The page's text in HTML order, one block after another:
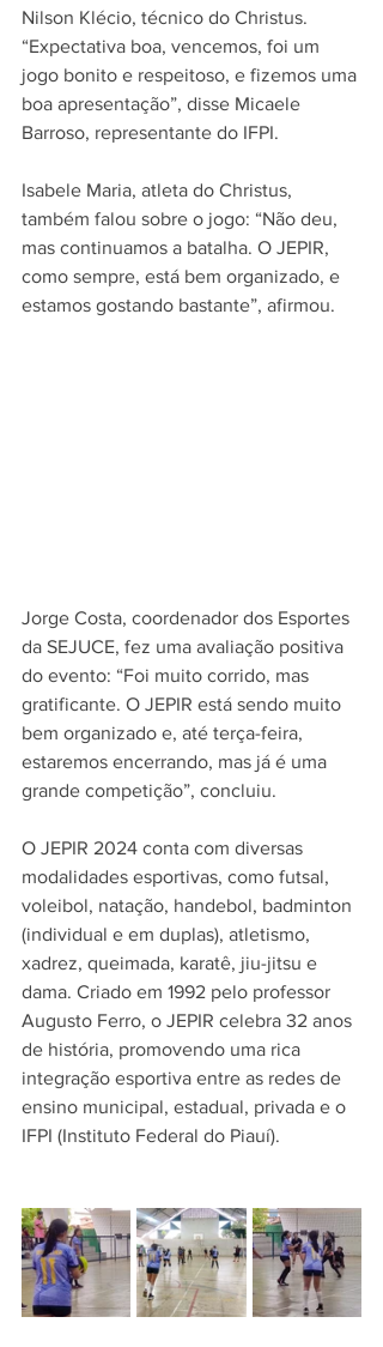
Nilson Klécio, técnico do Christus.
“Expectativa boa, vencemos, foi um
jogo bonito e respeitoso, e fizemos uma
boa apresentação”, disse Micaele
Barroso, representante do IFPI.
Isabele Maria, atleta do Christus,
também falou sobre o jogo: “Não deu,
mas continuamos a batalha. O JEPIR,
como sempre, está bem organizado, e
estamos gostando bastante”, afirmou.
Jorge Costa, coordenador dos Esportes
da SEJUCE, fez uma avaliação positiva
do evento: “Foi muito corrido, mas
gratificante. O JEPIR está sendo muito
bem organizado e, até terça-feira,
estaremos encerrando, mas já é uma
grande competição”, concluiu.
O JEPIR 2024 conta com diversas
modalidades esportivas, como futsal,
voleibol, natação, handebol, badminton
(individual e em duplas), atletismo,
xadrez, queimada, karatê, jiu-jitsu e
dama. Criado em 1992 pelo professor
Augusto Ferro, o JEPIR celebra 32 anos
de história, promovendo uma rica
integração esportiva entre as redes de
ensino municipal, estadual, privada e o
IFPI (Instituto Federal do Piauí).